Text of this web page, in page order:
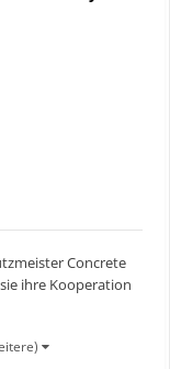
Concrete
ihre Kooperation
Artikel
DAC...